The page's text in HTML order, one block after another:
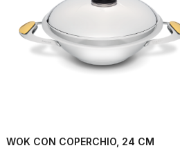
WOK CON COPERCHIO, 24 CM